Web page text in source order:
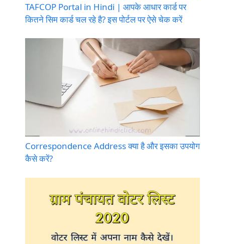
TAFCOP Portal in Hindi | आपके आधार कार्ड पर
कितने सिम कार्ड चल रहे है? इस पोर्टल पर ऐसे चेक करें
Correspondence Address क्या है और इसका उपयोग
कैसे करें?